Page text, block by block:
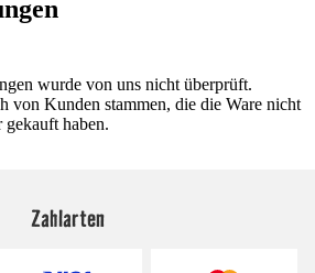
wurde von uns nicht überprüft.
von Kunden stammen, die die Ware nicht
haben.
Zahlarten